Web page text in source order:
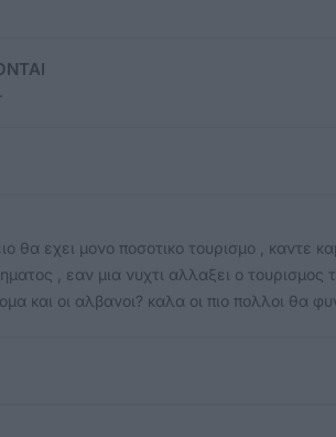
θα εχει μονο ποσοτικο τουρισμο , καντε
, εαν μια νυχτι αλλαξει ο τουρισμος
και οι αλβανοι? καλα οι πιο πολλοι θα